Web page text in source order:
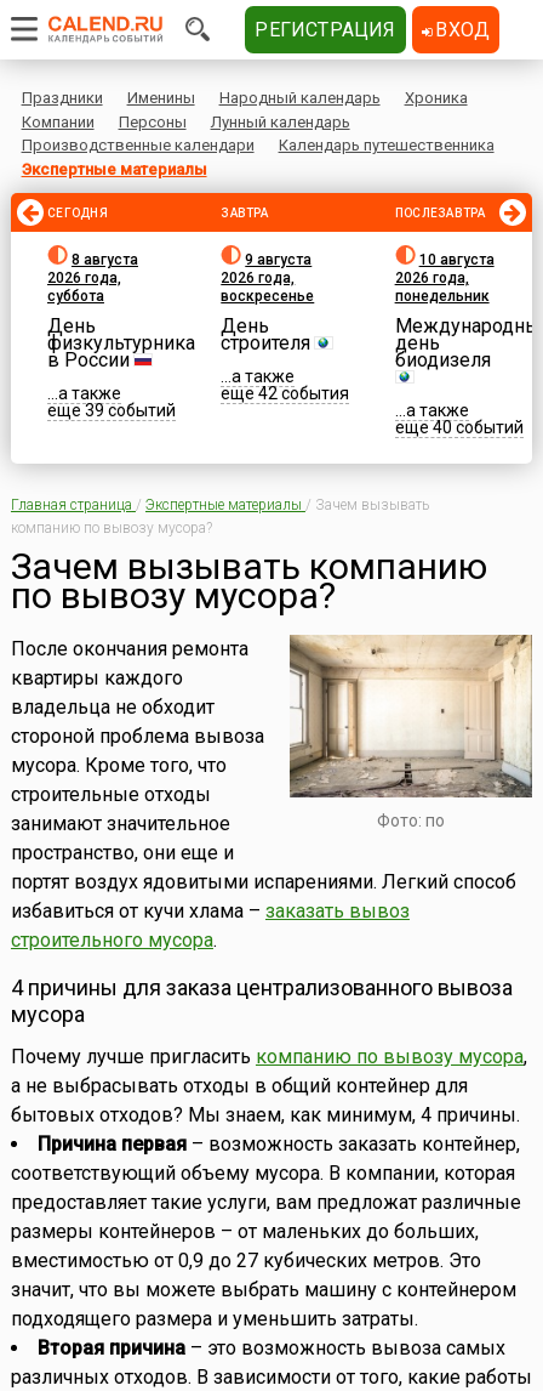
Праздники Именины Народный календарь
Хроника
Компании
Персоны
Лунный календарь
Производственные календари
Календарь путешественника
Экспертные материалы
СЕГОДНЯ
8 августа
2026 года,
суббота
День
физкультурника
в России
...а также
еще 39 событий
ЗАВТРА
9 августа
2026 года,
воскресенье
День
строителя
...а также
еще 42 события
ПОСЛЕЗАВТРА
10 августа
2026 года,
понедельник
день
биодизеля
...а также
еще 40 событий
Главная страница / Экспертные материалы / Зачем вызывать
компанию по вывозу мусора?
Зачем вызывать компанию
по вывозу мусора?
Фото: по
После окончания ремонта
квартиры каждого
владельца не обходит
стороной проблема вывоза
мусора. Кроме того, что
строительные отходы
занимают значительное
пространство, они еще и
портят воздух ядовитыми испарениями. Легкий способ
избавиться от кучи хлама – заказать вывоз
строительного мусора.
4 причины для заказа централизованного вывоза
мусора
Почему лучше пригласить компанию по вывозу мусора,
а не выбрасывать отходы в общий контейнер для
бытовых отходов? Мы знаем, как минимум, 4 причины.
Причина первая– возможность заказать контейнер,
соответствующий объему мусора. В компании, которая
предоставляет такие услуги, вам предложат различные
размеры контейнеров – от маленьких до больших,
вместимостью от 0,9 до 27 кубических метров. Это
значит, что вы можете выбрать машину с контейнером
подходящего размера и уменьшить затраты.
Вторая причина– это возможность вывоза самых
различных отходов. В зависимости от того, какие работы
РЕГИСТРАЦИЯ ВХОД